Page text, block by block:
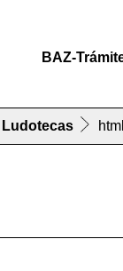
BAZ-
Ludotecas